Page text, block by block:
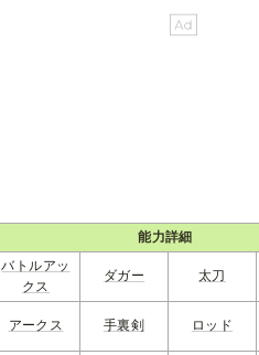
能力詳細
バトルアッ
クス
ダガー 太刀
アークス 手裏剣 ロッド